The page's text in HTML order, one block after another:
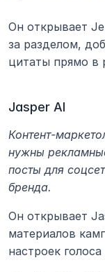
Он открывает
за разделом,
цитаты прямо в
Jasper AI
Контент-
нужны
посты для
бренда.
Он открывает
материалов
настроек